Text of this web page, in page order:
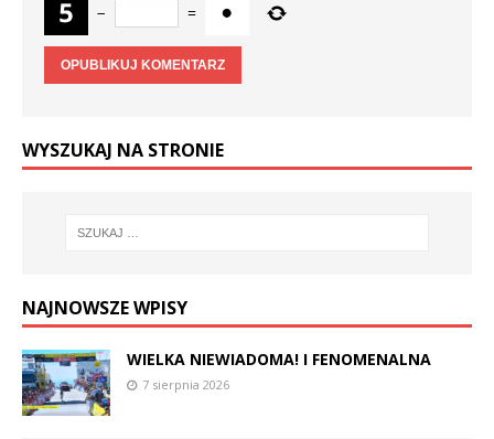
− =
WYSZUKAJ NA STRONIE
NAJNOWSZE WPISY
WIELKA NIEWIADOMA! I FENOMENALNA
7 sierpnia 2026